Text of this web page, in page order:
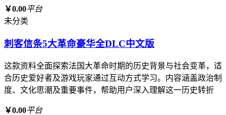
￥0.00平台
未分类
刺客信条5大革命豪华全DLC中文版
这款资料全面探索法国大革命时期的历史背景与社会变革，适
合历史爱好者及游戏玩家通过互动方式学习。内容涵盖政治制
度、文化思潮及重要事件，帮助用户深入理解这一历史转折
￥0.00平台